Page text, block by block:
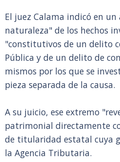
El juez Calama indicó en
naturaleza" de los hechos
"constitutivos de un delito
Pública y de un delito de
mismos por los que se
pieza separada de la causa.
A su juicio, ese extremo
patrimonial directamente
de titularidad estatal cuya
la Agencia Tributaria.